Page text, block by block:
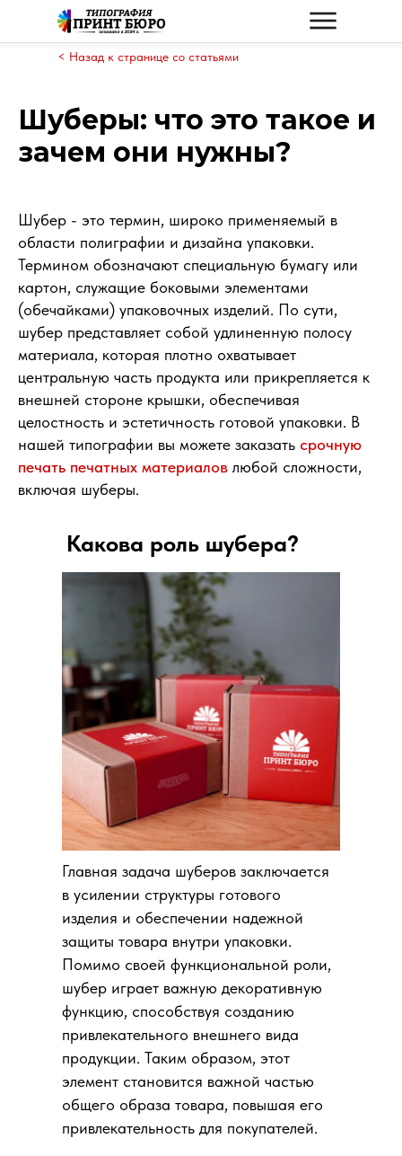
< Назад к странице со статьями
Шуберы: что это такое и
зачем они нужны?
Шубер - это термин, широко применяемый в
области полиграфии и дизайна упаковки.
Термином обозначают специальную бумагу или
картон, служащие боковыми элементами
(обечайками) упаковочных изделий. По сути,
шубер представляет собой удлиненную полосу
материала, которая плотно охватывает
центральную часть продукта или прикрепляется к
внешней стороне крышки, обеспечивая
целостность и эстетичность готовой упаковки. В
нашей типографии вы можете заказать срочную
печать печатных материалов любой сложности,
включая шуберы.
Какова роль шубера?
Главная задача шуберов заключается
в усилении структуры готового
изделия и обеспечении надежной
защиты товара внутри упаковки.
Помимо своей функциональной роли,
шубер играет важную декоративную
функцию, способствуя созданию
привлекательного внешнего вида
продукции. Таким образом, этот
элемент становится важной частью
общего образа товара, повышая его
привлекательность для покупателей.